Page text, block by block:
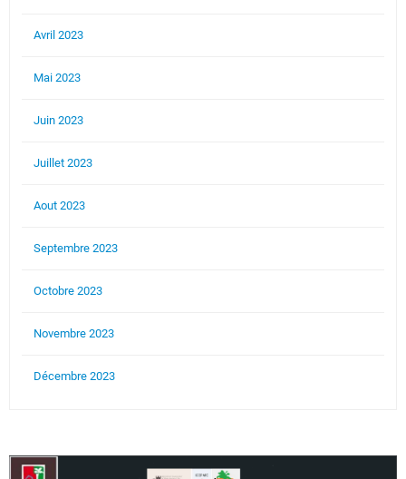
Avril 2023
Mai 2023
Juin 2023
Juillet 2023
Aout 2023
Septembre 2023
Octobre 2023
Novembre 2023
Décembre 2023